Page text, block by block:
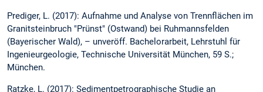
Prediger, L. (2017): Aufnahme und Analyse von Trennflächen im
Granitsteinbruch "Prünst" (Ostwand) bei Ruhmannsfelden
(Bayerischer Wald), – unveröff. Bachelorarbeit, Lehrstuhl für
Ingenieurgeologie, Technische Universität München, 59 S.;
München.
Ratzke, L. (2017): Sedimentpetrographische Studie an